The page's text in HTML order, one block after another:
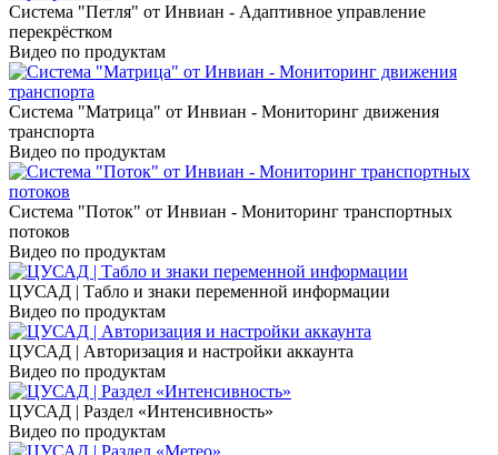
Система "Петля" от Инвиан - Адаптивное управление
перекрёстком
Видео по продуктам
Система "Матрица" от Инвиан - Мониторинг движения
транспорта
Видео по продуктам
Система "Поток" от Инвиан - Мониторинг транспортных
потоков
Видео по продуктам
ЦУСАД | Табло и знаки переменной информации
Видео по продуктам
ЦУСАД | Авторизация и настройки аккаунта
Видео по продуктам
ЦУСАД | Раздел «Интенсивность»
Видео по продуктам